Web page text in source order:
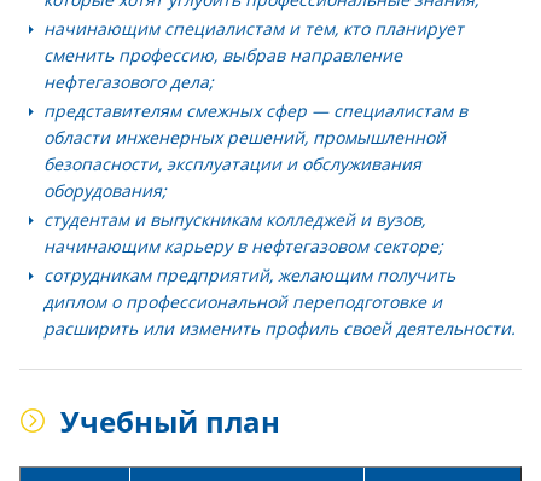
начинающим специалистам и тем, кто планирует
сменить профессию, выбрав направление
нефтегазового дела;
представителям смежных сфер — специалистам в
области инженерных решений, промышленной
безопасности, эксплуатации и обслуживания
оборудования;
студентам и выпускникам колледжей и вузов,
начинающим карьеру в нефтегазовом секторе;
сотрудникам предприятий, желающим получить
диплом о профессиональной переподготовке и
расширить или изменить профиль своей деятельности.
Учебный план